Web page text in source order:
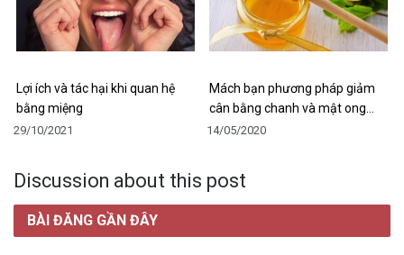
Lợi ích và tác hại khi quan hệ
bằng miệng
29/10/2021
Mách bạn phương pháp giảm
cân bằng chanh và mật ong…
14/05/2020
Discussion about this post
BÀI ĐĂNG GẦN ĐÂY